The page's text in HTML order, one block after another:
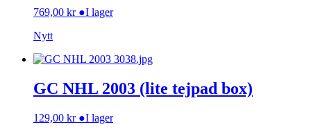
769,00 kr ●I lager
Nytt
GC NHL 2003 (lite tejpad box)
129,00 kr ●I lager